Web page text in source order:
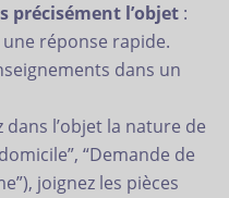
précisément l’objet :
réponse rapide.
dans un
l’objet la nature de
“Demande de
joignez les pièces